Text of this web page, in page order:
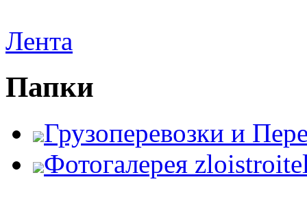
Лента
Папки
Грузоперевозки и
Фотогалерея